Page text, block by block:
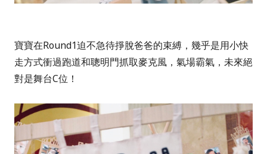
寶寶在Round1迫不急待掙脫爸爸的束縛，幾乎是用小快
走方式衝過跑道和聰明門抓取麥克風，氣場霸氣，未來絕
對是舞台C位！